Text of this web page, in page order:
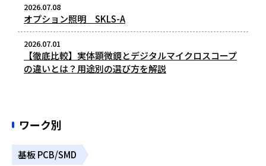
2026.07.08
オプション照明 SKLS-A
2026.07.01
【徹底比較】実体顕微鏡とデジタルマイクロスコープ
の違いとは？用途別の選び方を解説
ワーク別
基板 PCB/SMD